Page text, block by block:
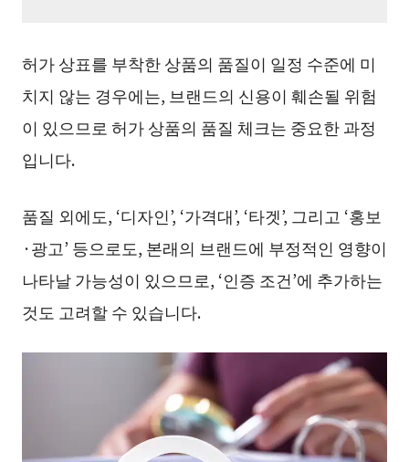
허가 상표를 부착한 상품의 품질이 일정 수준에 미
치지 않는 경우에는, 브랜드의 신용이 훼손될 위험
이 있으므로 허가 상품의 품질 체크는 중요한 과정
입니다.
품질 외에도, ‘디자인’, ‘가격대’, ‘타겟’, 그리고 ‘홍보
·광고’ 등으로도, 본래의 브랜드에 부정적인 영향이
나타날 가능성이 있으므로, ‘인증 조건’에 추가하는
것도 고려할 수 있습니다.